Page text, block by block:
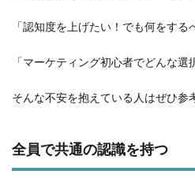
「認知度を上げたい！でも何をする
「マーケティング初心者でどんな選
そんな不安を抱えている人はぜひ参
全員で共通の認識を持つ